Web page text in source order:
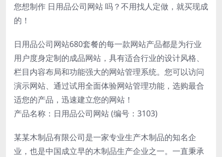
您想制作 日用品公司网站 吗？不用找人定做，就买现成
的！
日用品公司网站680套餐的每一款网站产品都是为行业
用户度身定制的成品网站，具有适合行业的设计风格、
栏目内容布局和功能强大的网站管理系统。您可以访问
演示网站、通过试用全面体验网站管理功能，选购最合
适您的产品，迅速建立您的网站！
产品名称：日用品公司网站 (编号：3103)
某某木制品有限公司是一家专业生产木制品的知名企
业，也是中国成立早的木制品生产企业之一。一直秉承